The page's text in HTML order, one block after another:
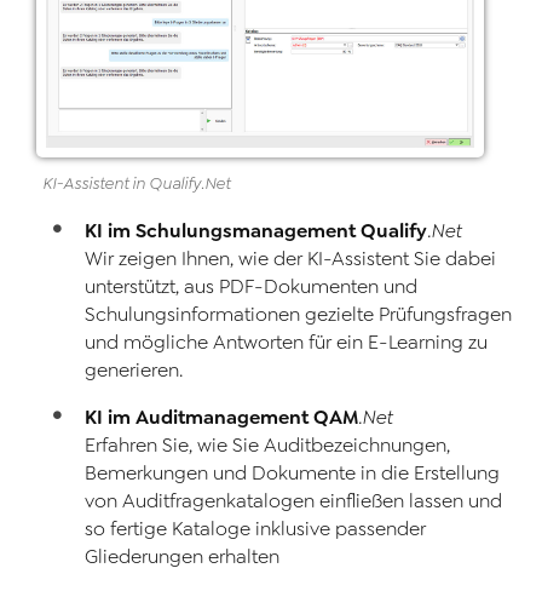
KI-Assistent in Qualify.Net
KI im SchulungsmanagementQualify.Net
Wir zeigen Ihnen, wie der KI-Assistent Sie dabei
unterstützt, aus PDF-Dokumenten und
Schulungsinformationen gezielte Prüfungsfragen
und mögliche Antworten für ein E-Learning zu
generieren.
KI im AuditmanagementQAM.Net
Erfahren Sie, wie Sie Auditbezeichnungen,
Bemerkungen und Dokumente in die Erstellung
von Auditfragenkatalogen einfließen lassen und
so fertige Kataloge inklusive passender
Gliederungen erhalten